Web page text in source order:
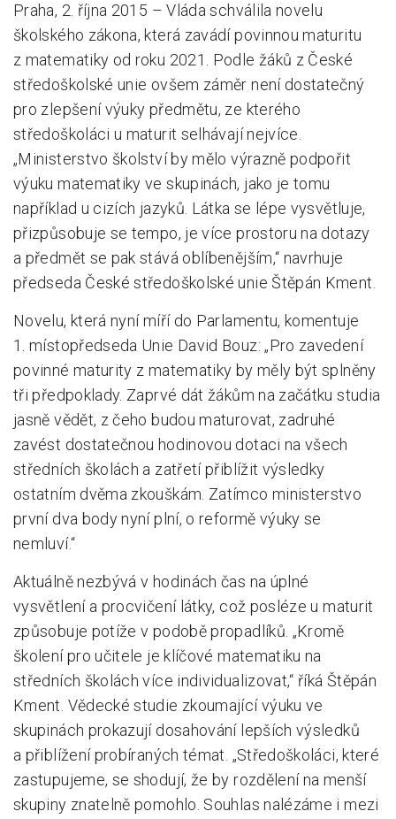
Kontakty
Praha, 2. října 2015 – Vláda schválila novelu
školského zákona, která zavádí povinnou maturitu
z matematiky od roku 2021. Podle žáků z České
středoškolské unie ovšem záměr není dostatečný
pro zlepšení výuky předmětu, ze kterého
středoškoláci u maturit selhávají nejvíce.
„Ministerstvo školství by mělo výrazně podpořit
výuku matematiky ve skupinách, jako je tomu
například u cizích jazyků. Látka se lépe vysvětluje,
přizpůsobuje se tempo, je více prostoru na dotazy
a předmět se pak stává oblíbenějším,“ navrhuje
předseda České středoškolské unie Štěpán Kment.
Novelu, která nyní míří do Parlamentu, komentuje
1. místopředseda Unie David Bouz: „Pro zavedení
povinné maturity z matematiky by měly být splněny
tři předpoklady. Zaprvé dát žákům na začátku studia
jasně vědět, z čeho budou maturovat, zadruhé
zavést dostatečnou hodinovou dotaci na všech
středních školách a zatřetí přiblížit výsledky
ostatním dvěma zkouškám. Zatímco ministerstvo
první dva body nyní plní, o reformě výuky se
nemluví.“
Aktuálně nezbývá v hodinách čas na úplné
vysvětlení a procvičení látky, což posléze u maturit
způsobuje potíže v podobě propadlíků. „Kromě
školení pro učitele je klíčové matematiku na
středních školách více individualizovat,“ říká Štěpán
Kment. Vědecké studie zkoumající výuku ve
skupinách prokazují dosahování lepších výsledků
a přiblížení probíraných témat. „Středoškoláci, které
zastupujeme, se shodují, že by rozdělení na menší
skupiny znatelně pomohlo. Souhlas nalézáme i mezi